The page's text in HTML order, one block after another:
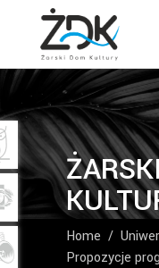
Home /
Propozycje